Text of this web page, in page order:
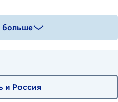
больше
и Россия